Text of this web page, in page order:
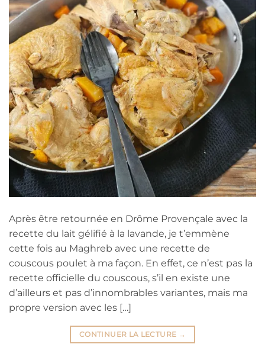
Après être retournée en Drôme Provençale avec la
recette du lait gélifié à la lavande, je t’emmène
cette fois au Maghreb avec une recette de
couscous poulet à ma façon. En effet, ce n’est pas la
recette officielle du couscous, s’il en existe une
d’ailleurs et pas d’innombrables variantes, mais ma
propre version avec les […]
CONTINUER LA LECTURE →